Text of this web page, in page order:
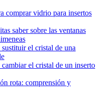
comprar vidrio para insertos
saber sobre las ventanas
el cristal de una
el cristal de un inserto
rota: comprensión y